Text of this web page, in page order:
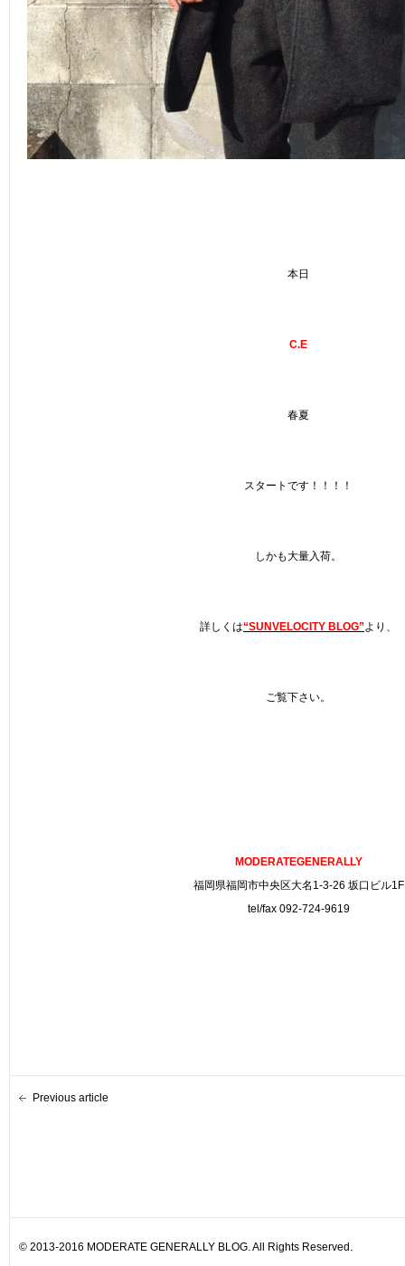
本日
C.E
春夏
スタートです！！！！
しかも大量入荷。
詳しくは“SUNVELOCITY BLOG”より、
ご覧下さい。
MODERATEGENERALLY
福岡県福岡市中央区大名1-3-26 坂口ビル1F
tel/fax 092-724-9619
Previous article
© 2013-2016 MODERATE GENERALLY BLOG. All Rights Reserved.